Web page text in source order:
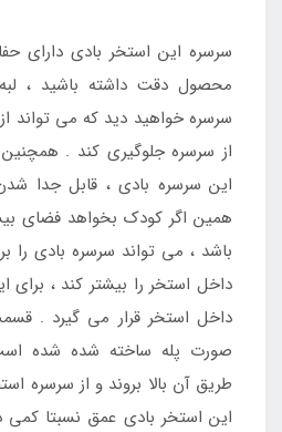
سرسره این استخر بادی دارای
محصول دقت داشته باشید ،
سرسره خواهید دید که می تواند
از سرسره جلوگیری کند .
این سرسره بادی ، قابل جدا
همین اگر کودک بخواهد فضای
باشد ، می تواند سرسره بادی را
داخل استخر را بیشتر کند ، برای
داخل استخر قرار می گیرد .
صورت پله ساخته شده شده است
طریق آن بالا بروند و از سرسره
این استخر بادی عمق نسبتا کمی